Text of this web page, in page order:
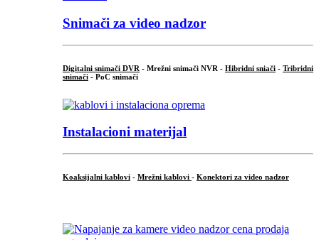
Snimači za video nadzor
Digitalni snimači DVR - Mrežni snimači NVR - Hibridni sniači - Tribridni
snimači - PoC snimači
Instalacioni materijal
Koaksijalni kablovi - Mrežni kablovi - Konektori za video nadzor